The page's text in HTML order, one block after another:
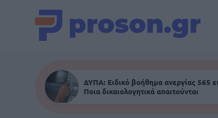
ΔΥΠΑ: Ειδικό βοήθημα ανεργίας 565
Ποια δικαιολογητικά απαιτούνται